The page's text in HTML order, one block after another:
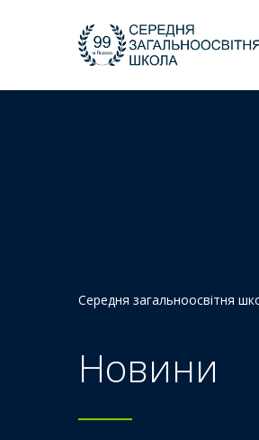
Середня загальноосвітня
Новини